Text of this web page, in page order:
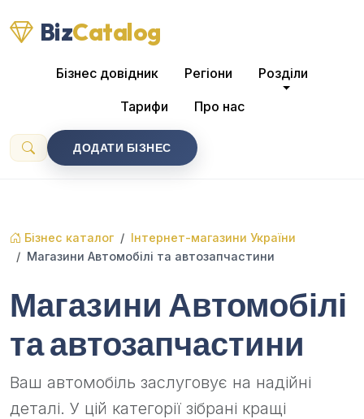
BizCatalog
Бізнес довідник Регіони Розділи
Тарифи Про нас
ДОДАТИ БІЗНЕС
Бізнес каталог
Інтернет-магазини України
Магазини Автомобілі та автозапчастини
Магазини Автомобілі
та автозапчастини
Ваш автомобіль заслуговує на надійні
деталі. У цій категорії зібрані кращі